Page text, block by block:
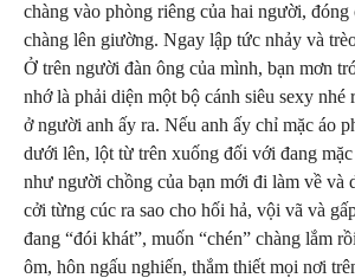
chàng vào phòng riêng của hai người, đóng
chàng lên giường. Ngay lập tức nhảy và
Ở trên người đàn ông của mình, bạn mơn
nhớ là phải diện một bộ cánh siêu sexy
ở người anh ấy ra. Nếu anh ấy chỉ mặc áo
dưới lên, lột từ trên xuống đối với đang
như người chồng của bạn mới đi làm về và
cởi từng cúc ra sao cho hối hả, vội vã và
đang “đói khát”, muốn “chén” chàng lắm
ôm, hôn ngấu nghiến, thắm thiết mọi nơi